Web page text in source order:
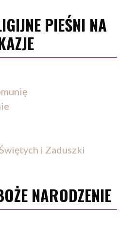
PIEŚNI NA
i Zaduszki
NARODZENIE